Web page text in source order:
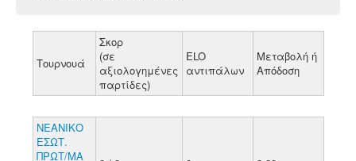
Τουρνουά
Σκορ
(σε
αξιολογημένες
παρτίδες)
ELO
αντιπάλων
Μεταβολή ή
Απόδοση
ΝΕΑΝΙΚΟ
ΕΣΩΤ.
ΠΡΩΤ/ΜΑ